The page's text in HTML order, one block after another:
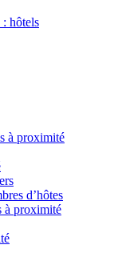
hôtels
à proximité
d’hôtes
à proximité